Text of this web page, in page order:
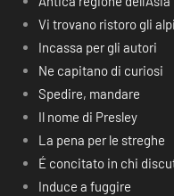
Vi trovano ristoro gli
Incassa per gli autori
Ne capitano di curiosi
Spedire, mandare
Il nome di Presley
La pena per le streghe
É concitato in chi
Induce a fuggire